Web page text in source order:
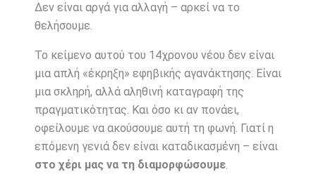
Δεν είναι αργά για αλλαγή – αρκεί να το
θελήσουμε.
Το κείμενο αυτού του 14χρονου νέου δεν είναι
μια απλή «έκρηξη» εφηβικής αγανάκτησης. Είναι
μια σκληρή, αλλά αληθινή καταγραφή της
πραγματικότητας. Και όσο κι αν πονάει,
οφείλουμε να ακούσουμε αυτή τη φωνή. Γιατί η
επόμενη γενιά δεν είναι καταδικασμένη – είναι
στο χέρι μας να τη διαμορφώσουμε.